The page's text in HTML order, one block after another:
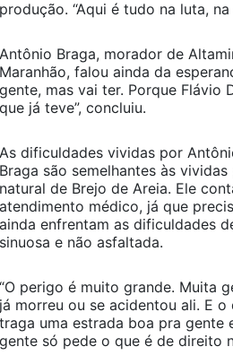
produção. “Aqui é tudo na luta,
Antônio Braga, morador de
Maranhão, falou ainda da
gente, mas vai ter. Porque Flávio
que já teve”, concluiu.
As dificuldades vividas por
Braga são semelhantes às
natural de Brejo de Areia. Ele
atendimento médico, já que
ainda enfrentam as dificuldades
sinuosa e não asfaltada.
“O perigo é muito grande. Muita
já morreu ou se acidentou ali. E
traga uma estrada boa pra gente
gente só pede o que é de direito